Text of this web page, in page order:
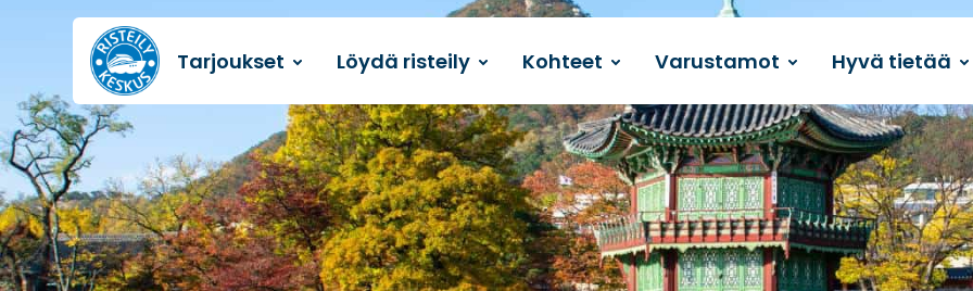
Etusivulle
Tarjoukset Löydä risteily Kohteet Varustamot Hyvä tietää